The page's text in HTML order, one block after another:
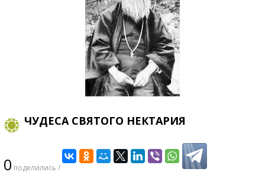
​ЧУДЕСА СВЯТОГО НЕКТАРИЯ
0 поделились /